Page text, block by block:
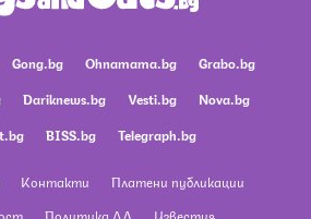
Gong.bg Ohnamama.bg
Grabo.bg
Dariknews.bg Vesti.bg
Nova.bg
BISS.bg Telegraph.bg
Контакти
Платени публикации
Политика ЛД Известия